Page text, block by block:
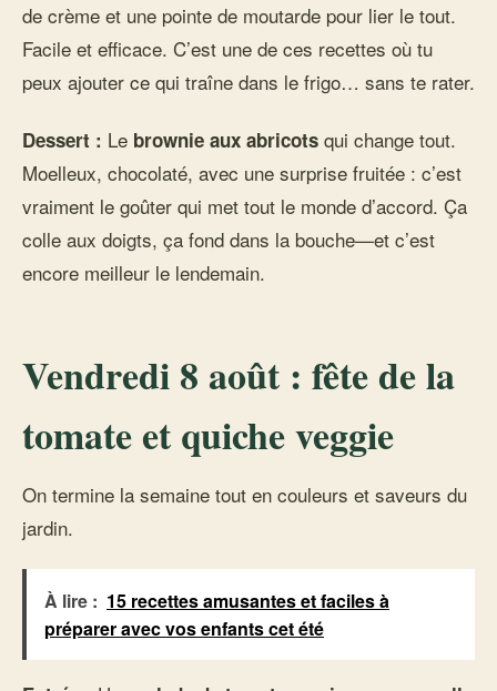
de crème et une pointe de moutarde pour lier le tout.
Facile et efficace. C’est une de ces recettes où tu
peux ajouter ce qui traîne dans le frigo… sans te rater.
Dessert : Le brownie aux abricots qui change tout.
Moelleux, chocolaté, avec une surprise fruitée : c’est
vraiment le goûter qui met tout le monde d’accord. Ça
colle aux doigts, ça fond dans la bouche—et c’est
encore meilleur le lendemain.
Vendredi 8 août : fête de la
tomate et quiche veggie
On termine la semaine tout en couleurs et saveurs du
jardin.
À lire : 15 recettes amusantes et faciles à
préparer avec vos enfants cet été